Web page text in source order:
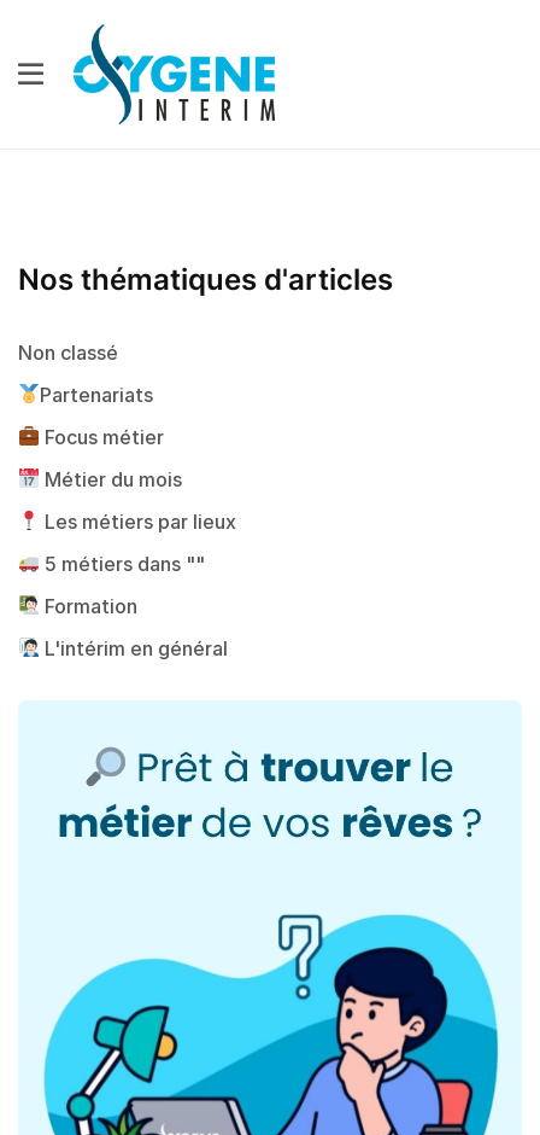
Nos thématiques d'articles
Non classé
Partenariats
Focus métier
Métier du mois
Les métiers par lieux
5 métiers dans ""
Formation
L'intérim en général